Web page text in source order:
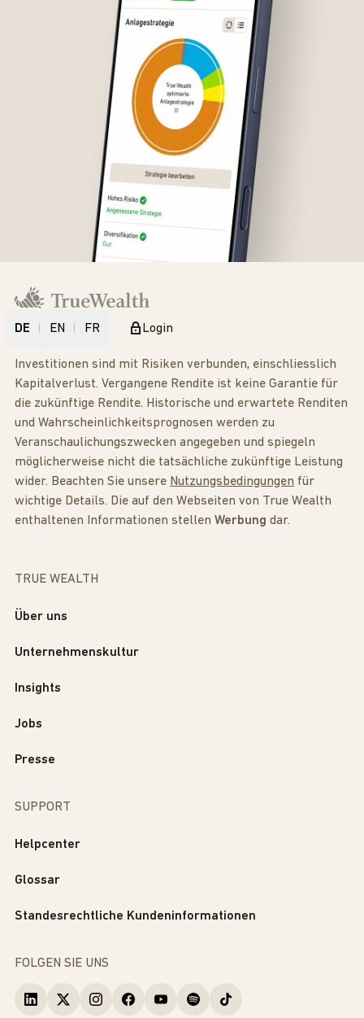
DE EN FR Login
Investitionen sind mit Risiken verbunden, einschliesslich
Kapitalverlust. Vergangene Rendite ist keine Garantie für
die zukünftige Rendite. Historische und erwartete Renditen
und Wahrscheinlichkeitsprognosen werden zu
Veranschaulichungszwecken angegeben und spiegeln
möglicherweise nicht die tatsächliche zukünftige Leistung
wider. Beachten Sie unsere Nutzungsbedingungen für
wichtige Details. Die auf den Webseiten von True Wealth
enthaltenen Informationen stellen Werbung dar.
TRUE WEALTH
Über uns
Unternehmenskultur
Insights
Jobs
Presse
SUPPORT
Helpcenter
Glossar
Standesrechtliche Kundeninformationen
FOLGEN SIE UNS